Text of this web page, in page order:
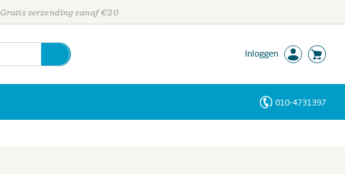
Gratis verzending vanaf €20
Inloggen
010-4731397
Personen